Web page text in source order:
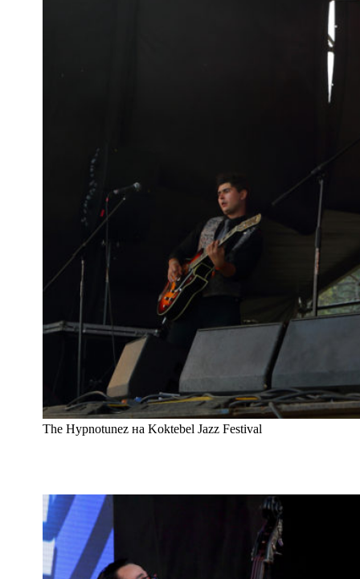
The Hypnotunez на Koktebel Jazz Festival